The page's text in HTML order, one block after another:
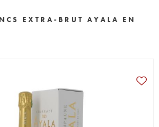
EXTRA-BRUT AYALA EN